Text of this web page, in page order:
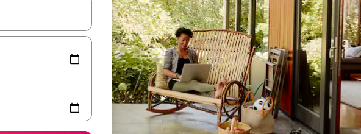
utilisez les flèches vers le haut et vers le bas pour les parcourir ou en appuyant et en